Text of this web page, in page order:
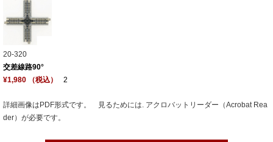
20-320
交差線路90°
¥1,980 （税込）
2
詳細画像はPDF形式です。 見るためには. アクロバットリーダー（Acrobat Rea
der）が必要です。